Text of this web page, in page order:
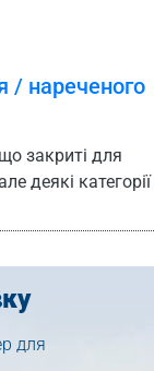
/ нареченого
закриті для
деякі категорії
для